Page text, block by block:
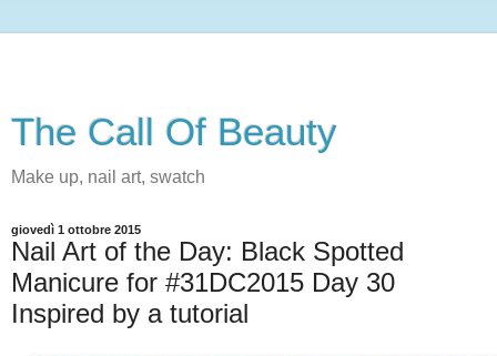
The Call Of Beauty
Make up, nail art, swatch
giovedì 1 ottobre 2015
Nail Art of the Day: Black Spotted
Manicure for #31DC2015 Day 30
Inspired by a tutorial